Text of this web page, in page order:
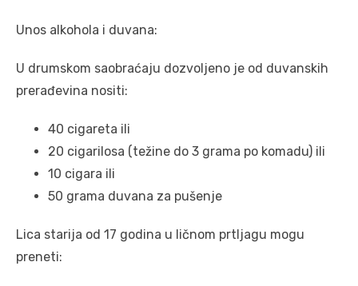
Unos alkohola i duvana:
U drumskom saobraćaju dozvoljeno je od duvanskih
prerađevina nositi:
40 cigareta ili
20 cigarilosa (težine do 3 grama po komadu) ili
10 cigara ili
50 grama duvana za pušenje
Lica starija od 17 godina u ličnom prtljagu mogu
preneti: